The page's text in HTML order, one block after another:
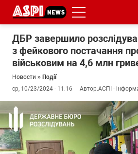
ДБР завершило
з фейкового постачання
військовим на 4,6 млн
Новости » Події
ср, 10/23/2024 - 11:16
Автор:АСПІ -
#ООС
з
корупцією
#Киев